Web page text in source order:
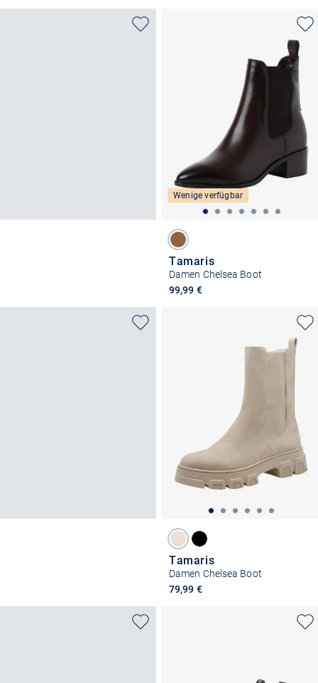
Wenige verfügbar
Tamaris
Damen Chelsea Boot
99,99 €
Tamaris
Damen Chelsea Boot
79,99 €